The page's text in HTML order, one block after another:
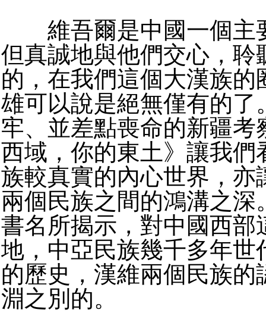
維吾爾是中國一個主
但真誠地與他們交心，聆
的，在我們這個大漢族的
雄可以說是絕無僅有的了
牢、並差點喪命的新疆考
西域，你的東土》讓我們
族較真實的內心世界，亦
兩個民族之間的鴻溝之深
書名所揭示，對中國西部
地，中亞民族幾千多年世
的歷史，漢維兩個民族的
淵之別的。